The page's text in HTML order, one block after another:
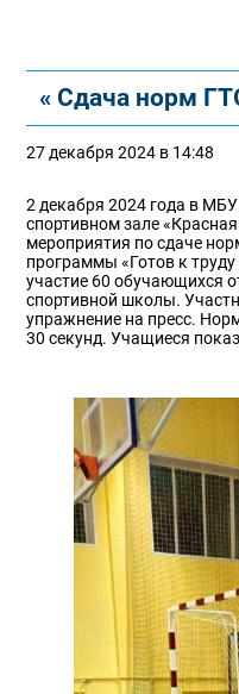
« Сдача норм
27 декабря 2024 в 14:48
2 декабря 2024 года в
спортивном зале
мероприятия по сдаче
программы «Готов к
участие 60 обучающихся
спортивной школы.
упражнение на пресс.
30 секунд. Учащиеся